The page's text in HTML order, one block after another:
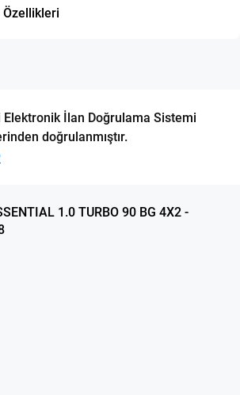
Elektronik İlan Doğrulama Sistemi
doğrulanmıştır.
1.0 TURBO 90 BG 4X2 -